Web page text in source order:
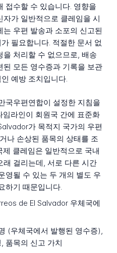
접수할 수 있습니다. 영향을
가 일반적으로 클레임을 시
우편 발송과 소포의 신고된
필요합니다. 적절한 문서 없
처리할 수 없으므로, 배송
모든 영수증과 기록을 보관
예방 조치입니다.
국우편연합이 설정한 지침을
라인이 회원국 간에 표준화
가 목적지 국가의 우편
나 손상된 품목의 상태를 조
클레임은 일반적으로 국내
걸리는데, 서로 다른 시간
영될 수 있는 두 개의 별도 우
하기 때문입니다.
de El Salvador 우체국에
(우체국에서 발행된 영수증),
품목의 신고 가치